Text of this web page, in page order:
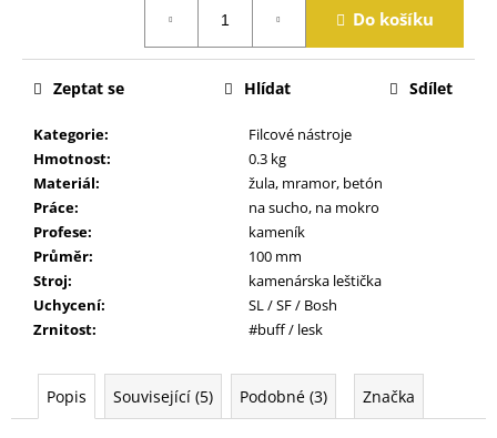
Do košíku
Kategorie:
Filcové nástroje
Hmotnost:
0.3 kg
Materiál:
žula, mramor, betón
Práce:
na sucho, na mokro
Profese:
kameník
Průměr:
100 mm
Stroj:
kamenárska leštička
Uchycení:
SL / SF / Bosh
Zrnitost: #buff / lesk
Zeptat se Hlídat Sdílet
Popis Související (5) Podobné (3) Značka